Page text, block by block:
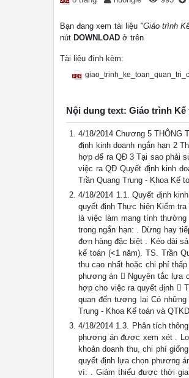
Bạn đang xem tài liệu "Giáo trình
nút DOWNLOAD ở trên
Tài liệu đính kèm:
Nội dung text: Giáo trình
4/18/2014 Chương 5 THÔNG
định kinh doanh ngắn hạn 2
hợp để ra QĐ 3 Tại sao phải
việc ra QĐ Quyết định kinh
Trần Quang Trung - Khoa Kế
4/18/2014 1.1. Quyết định
quyết định Thực hiện Kiểm
là việc làm mang tính
trong ngắn hạn: . Dừng hay
đơn hàng đặc biệt . Kéo dài
kế toán (<1 năm). TS. Trần
thu cao nhất hoặc chi phí
phương án  Nguyên tắc lựa
hợp cho việc ra quyết định 
quan đến tương lai Có
Trung - Khoa Kế toán và
4/18/2014 1.3. Phân tích
phương án được xem xét .
khoản doanh thu, chi phí
quyết định lựa chọn phương
vì: . Giảm thiểu được thời